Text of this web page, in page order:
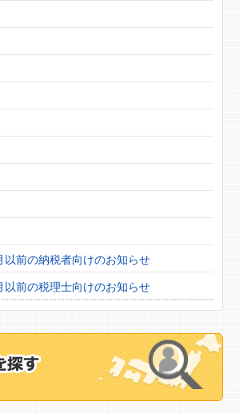
以前の納税者向けのお知らせ
以前の税理士向けのお知らせ